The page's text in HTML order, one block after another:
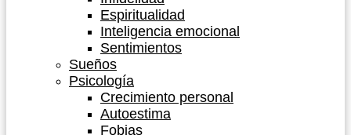
Espiritualidad
Inteligencia emocional
Sentimientos
Sueños
Psicología
Crecimiento personal
Autoestima
Fobias